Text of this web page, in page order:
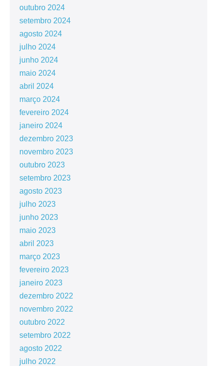
outubro 2024
setembro 2024
agosto 2024
julho 2024
junho 2024
maio 2024
abril 2024
março 2024
fevereiro 2024
janeiro 2024
dezembro 2023
novembro 2023
outubro 2023
setembro 2023
agosto 2023
julho 2023
junho 2023
maio 2023
abril 2023
março 2023
fevereiro 2023
janeiro 2023
dezembro 2022
novembro 2022
outubro 2022
setembro 2022
agosto 2022
julho 2022